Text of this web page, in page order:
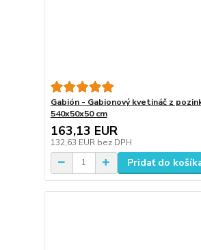
Gabión - Gabionový kvetináč z
540x50x50 cm
163,13 EUR
132,63 EUR bez DPH
Pridať do